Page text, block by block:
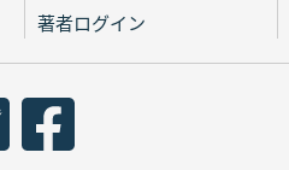
著者ログイン